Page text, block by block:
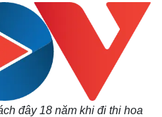
đây 18 năm khi đi thi hoa